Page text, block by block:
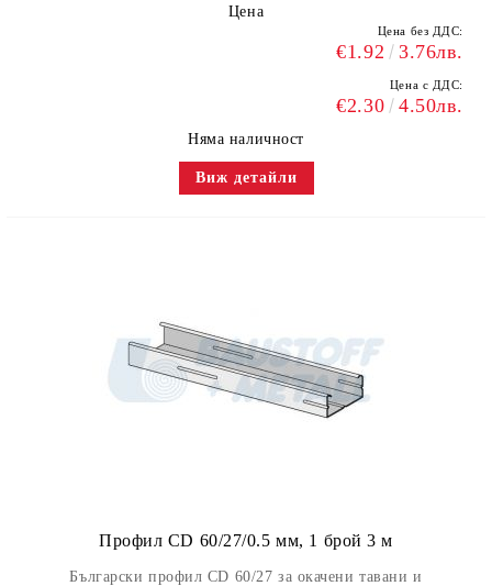
Цена
Цена без ДДС:
€1.92 3.76лв.
Цена с ДДС:
€2.30 4.50лв.
Няма наличност
Виж детайли
Профил CD 60/27/0.5 мм, 1 брой 3 м
Български профил CD 60/27 за окачени тавани и